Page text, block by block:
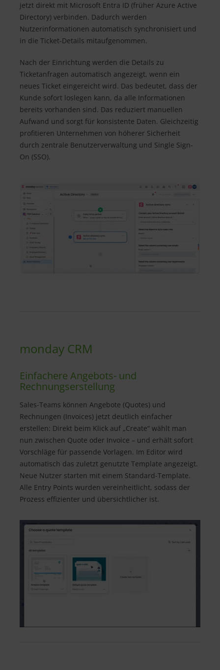
jetzt direkt mit Microsoft Entra ID (früher Azure Active
Directory) verbinden. Dadurch werden
Nutzerinformationen automatisch synchronisiert und
in die Ticket-Details mitaufgenommen.
Nach der Einrichtung werden die Details zu
Ticketanfragen automatisch angezeigt, wenn ein
neues Ticket eingereicht wird. Das bedeutet, dass der
Kunde sofort loslegen kann, da alle Informationen
bereits vorhanden sind. Das reduziert manuellen
Aufwand und sorgt für konsistente Daten. Gleichzeitig
profitieren Unternehmen von höherer Sicherheit
durch zentrale Benutzerverwaltung und Single Sign-
On (SSO).
monday CRM
Einfachere Angebots- und
Rechnungserstellung
Sales-Teams können Angebote (Quotes) und
Rechnungen (Invoices) jetzt deutlich einfacher
erstellen: Direkt beim Klick auf „Create“ wählt man
nun zwischen Quote oder Invoice – und erhält sofort
Vorschläge für passende Vorlagen. Im Editor wird
automatisch das zuletzt genutzte Template angezeigt.
Neue Nutzer starten mit einem Standard-Template.
Alle Entry Points wurden vereinheitlicht, sodass der
Prozess effizienter und übersichtlicher ist.